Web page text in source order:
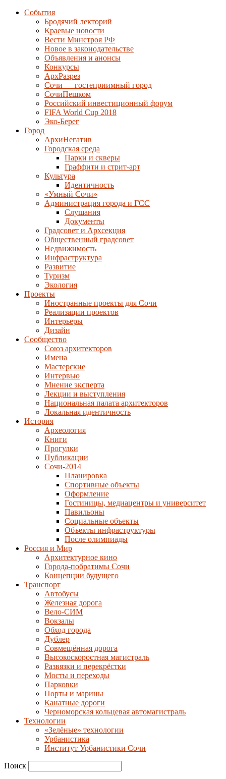
События
Бродячий лекторий
Краевые новости
Вести Минстроя РФ
Новое в законодательстве
Объявления и анонсы
Конкурсы
АрхРазрез
Сочи — гостеприимный город
СочиПешком
Российский инвестиционный форум
FIFA World Cup 2018
Эко-Берег
Город
АрхиНегатив
Городская среда
Парки и скверы
Граффити и стрит-арт
Культура
Идентичность
«Умный Сочи»
Администрация города и ГСС
Слушания
Документы
Градсовет и Архсекция
Общественный градсовет
Недвижимость
Инфраструктура
Развитие
Туризм
Экология
Проекты
Иностранные проекты для Сочи
Реализации проектов
Интерьеры
Дизайн
Сообщество
Союз архитекторов
Имена
Мастерские
Интервью
Мнение эксперта
Лекции и выступления
Национальная палата архитекторов
Локальная идентичность
История
Археология
Книги
Прогулки
Публикации
Сочи-2014
Планировка
Спортивные объекты
Оформление
Гостиницы, медиацентры и университет
Павильоны
Социальные объекты
Объекты инфраструктуры
После олимпиады
Россия и Мир
Архитектурное кино
Города-побратимы Сочи
Концепции будущего
Транспорт
Автобусы
Железная дорога
Вело-СИМ
Вокзалы
Обход города
Дублер
Совмещённая дорога
Высокоскоростная магистраль
Развязки и перекрёстки
Мосты и переходы
Парковки
Порты и марины
Канатные дороги
Черноморская кольцевая автомагистраль
Технологии
«Зелёные» технологии
Урбанистика
Институт Урбанистики Сочи
Поиск